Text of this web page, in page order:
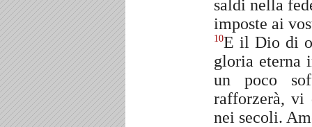
saldi nella
imposte ai
10E il Dio di
gloria eterna
un poco
rafforzerà, vi
nei secoli.